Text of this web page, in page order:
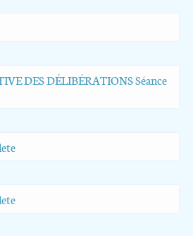
DES DÉLIBÉRATIONS Séance